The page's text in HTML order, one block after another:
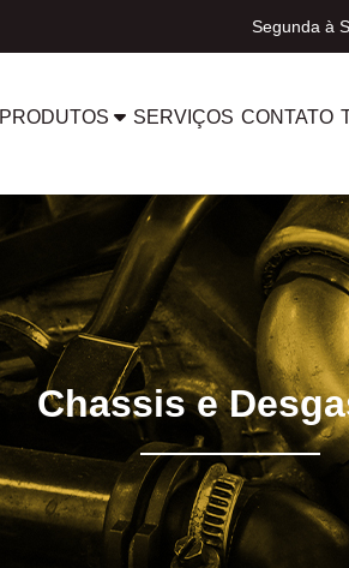
Segunda à
PRODUTOS SERVIÇOS CONTATO
Chassis e